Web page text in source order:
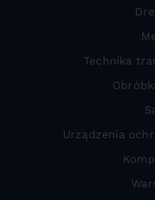
Technika
Urządzenia